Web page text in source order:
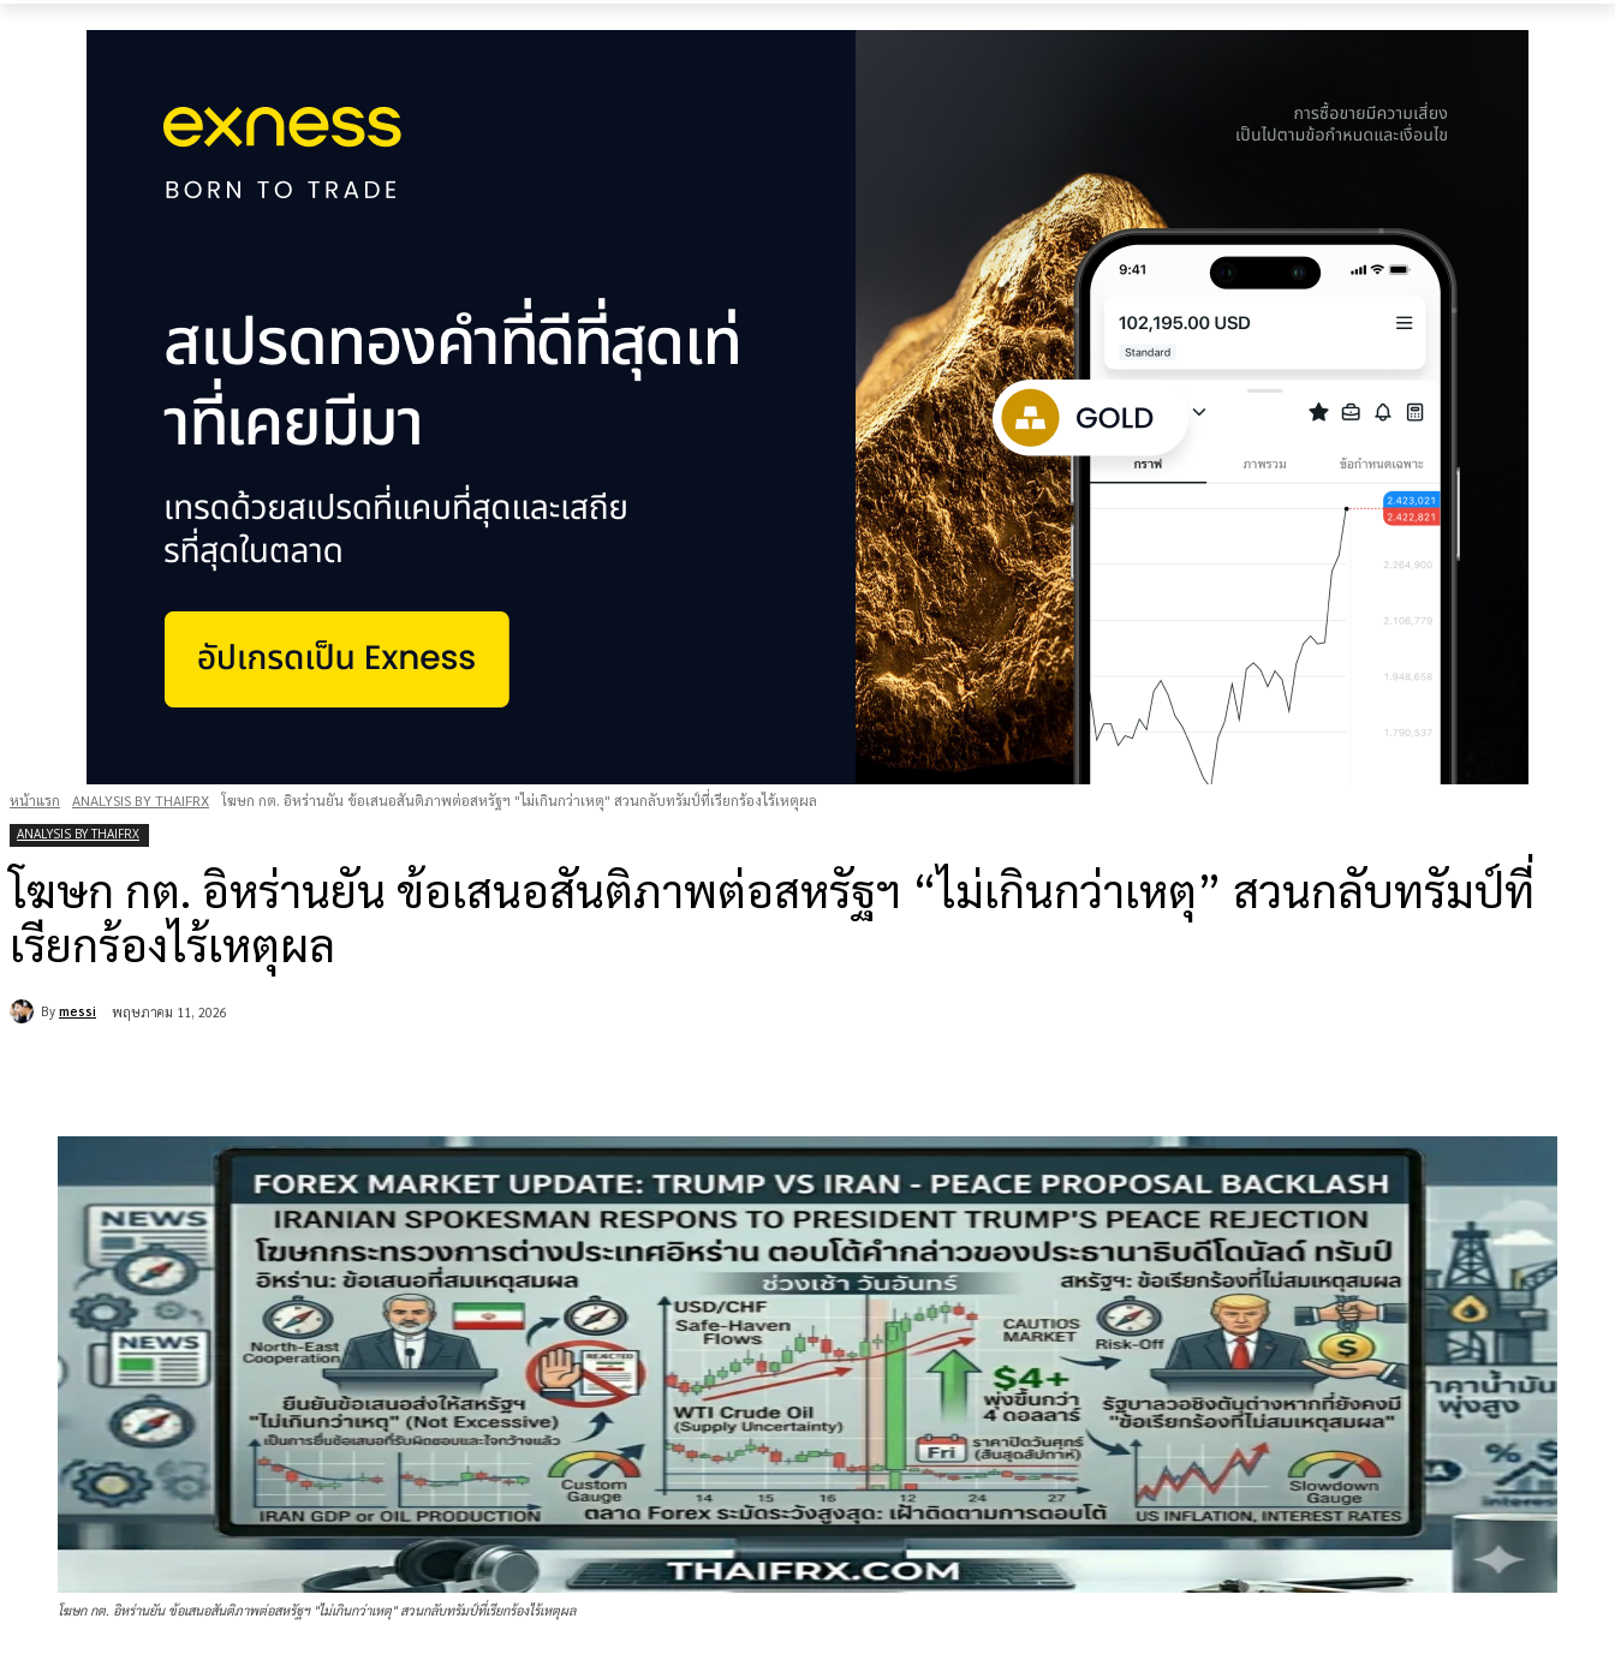
หน้าแรก ANALYSIS BY THAIFRX โฆษก กต. อิหร่านยัน ข้อเสนอสันติภาพต่อสหรัฐฯ "ไม่เกินกว่าเหตุ" สวนกลับทรัมป์ที่เรียกร้องไร้เหตุผล
ANALYSIS BY THAIFRX
โฆษก กต. อิหร่านยัน ข้อเสนอสันติภาพต่อสหรัฐฯ “ไม่เกินกว่าเหตุ” สวนกลับทรัมป์ที่
เรียกร้องไร้เหตุผล
By messi พฤษภาคม 11, 2026
โฆษก กต. อิหร่านยัน ข้อเสนอสันติภาพต่อสหรัฐฯ "ไม่เกินกว่าเหตุ" สวนกลับทรัมป์ที่เรียกร้องไร้เหตุผล